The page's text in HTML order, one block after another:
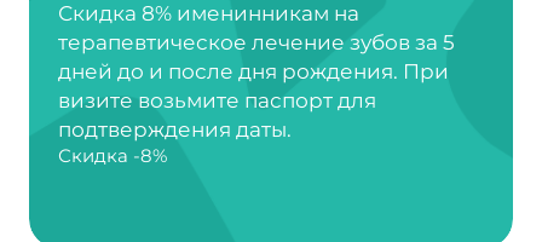
Скидка 8% именинникам на
терапевтическое лечение зубов за 5
дней до и после дня рождения. При
визите возьмите паспорт для
подтверждения даты.
Скидка -8%